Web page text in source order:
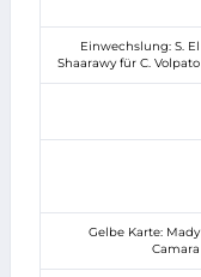
Einwechslung: S. El
Shaarawy für C. Volpato
Gelbe Karte: Mady
Camara